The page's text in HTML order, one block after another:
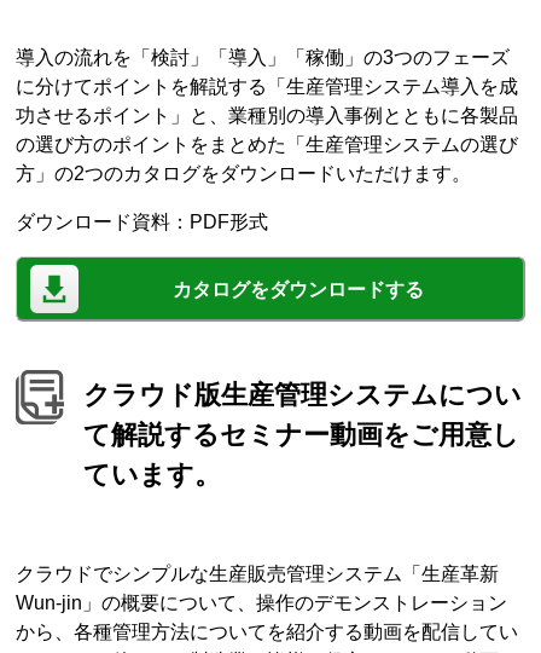
導入の流れを「検討」「導入」「稼働」の3つのフェーズ
に分けてポイントを解説する「生産管理システム導入を成
功させるポイント」と、業種別の導入事例とともに各製品
の選び方のポイントをまとめた「生産管理システムの選び
方」の2つのカタログをダウンロードいただけます。
ダウンロード資料：PDF形式
カタログをダウンロードする
クラウド版生産管理システムについ
て解説するセミナー動画をご用意し
ています。
クラウドでシンプルな生産販売管理システム「生産革新
Wun-jin」の概要について、操作のデモンストレーション
から、各種管理方法についてを紹介する動画を配信してい